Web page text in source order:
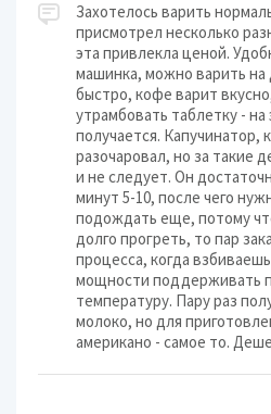
Захотелось варить
присмотрел несколько
эта привлекла ценой.
машинка, можно варить на
быстро, кофе варит
утрамбовать таблетку - на
получается. Капучинатор,
разочаровал, но за такие
и не следует. Он
минут 5-10, после чего
подождать еще, потому
долго прогреть, то пар
процесса, когда
мощности поддерживать
температуру. Пару раз
молоко, но для
американо - самое то.